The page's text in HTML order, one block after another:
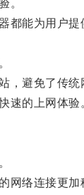
。
能为用户提
避免了传统
的上网体验
络连接更加